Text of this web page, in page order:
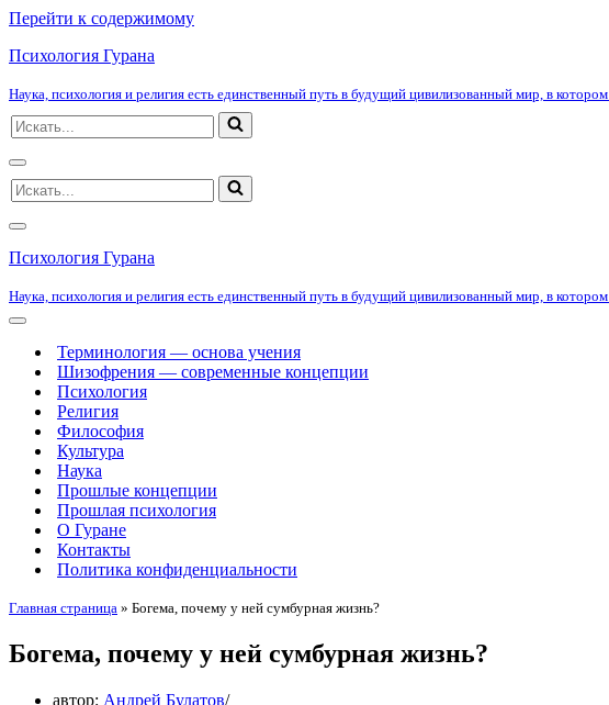
Перейти к содержимому
Психология Гурана
Наука, психология и религия есть единственный путь в будущий цивилизованный мир, в
Искать...
Меню
навигации
Искать...
Меню
навигации
Психология Гурана
Наука, психология и религия есть единственный путь в будущий цивилизованный мир, в
Меню
навигацииТерминология — основа учения
Шизофрения — современные концепции
Психология
Религия
Философия
Культура
Наука
Прошлые концепции
Прошлая психология
О Гуране
Контакты
Политика конфиденциальности
Главная страница » Богема, почему у ней сумбурная жизнь?
Богема, почему у ней сумбурная жизнь?
автор: Андрей Булатов